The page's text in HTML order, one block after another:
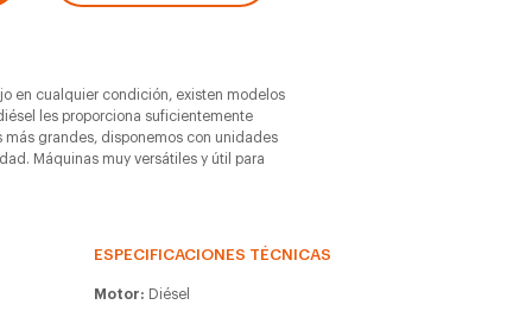
en cualquier condición, existen modelos
les proporciona suficientemente
más grandes, disponemos con unidades
Máquinas muy versátiles y útil para
ESPECIFICACIONES TÉCNICAS
Motor: Diésel